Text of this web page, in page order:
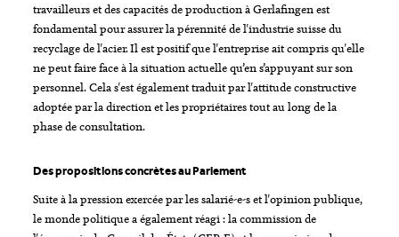
travailleurs et des capacités de production à Gerlafingen est
fondamental pour assurer la pérennité de l'industrie suisse du
recyclage de l'acier. Il est positif que l'entreprise ait compris qu'elle
ne peut faire face à la situation actuelle qu’en s’appuyant sur son
personnel. Cela s'est également traduit par l'attitude constructive
adoptée par la direction et les propriétaires tout au long de la
phase de consultation.
Des propositions concrètes au Parlement
Suite à la pression exercée par les salarié-e-s et l'opinion publique,
le monde politique a également réagi : la commission de